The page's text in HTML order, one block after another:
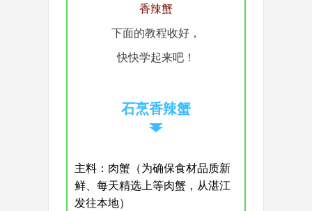
香辣蟹
下面的教程收好，
快快学起来吧！
石烹香辣蟹
主料：肉蟹（为确保食材品质新
鲜、每天精选上等肉蟹，从湛江
发往本地）